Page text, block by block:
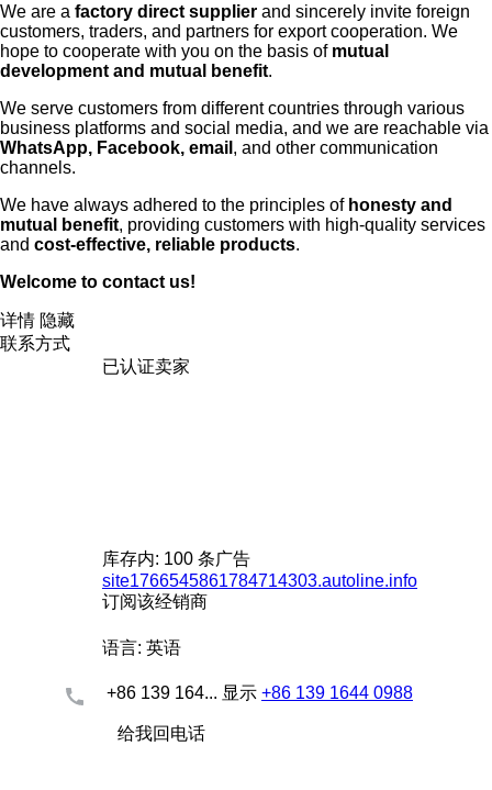
We are a factory direct supplier and sincerely invite foreign
customers, traders, and partners for export cooperation. We
hope to cooperate with you on the basis of mutual
development and mutual benefit.
We serve customers from different countries through various
business platforms and social media, and we are reachable via
WhatsApp, Facebook, email , and other communication
channels.
We have always adhered to the principles of honesty and
mutual benefit, providing customers with high-quality services
and cost-effective, reliable products.
Welcome to contact us!
详情 隐藏
联系方式
已认证卖家
库存内: 100 条广告
site1766545861784714303.autoline.info
订阅该经销商
语言: 英语
+86 139 164... 显示 +86 139 1644 0988
给我回电话